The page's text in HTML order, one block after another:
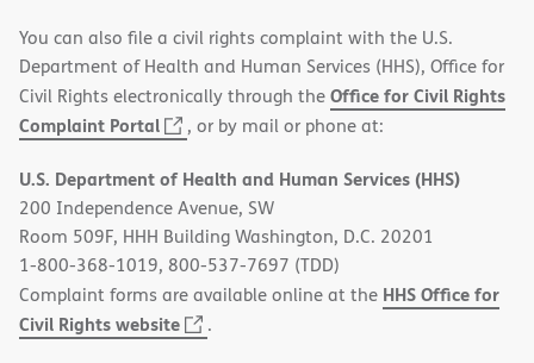
You can also file a civil rights complaint with the U.S.
Department of Health and Human Services (HHS), Office for
Civil Rights electronically through theOffice for Civil Rights
Complaint Portal
(opens
new
window)
, or by mail or phone at:
U.S. Department of Health and Human Services (HHS)
200 Independence Avenue, SW
Room 509F, HHH Building Washington, D.C. 20201
1-800-368-1019, 800-537-7697 (TDD)
Complaint forms are available online at the HHS Office for
Civil Rights website
(opens
.